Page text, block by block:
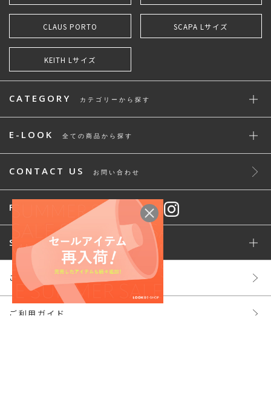
CLAUS PORTO SCAPA Lサイズ
KEITH Lサイズ
CATEGORY カテゴリーから探す
E-LOOK 全ての商品から探す
CONTACT US お問い合わせ
FOLLOW
STAFF SNAP
ご利用規約
ご利用ガイド